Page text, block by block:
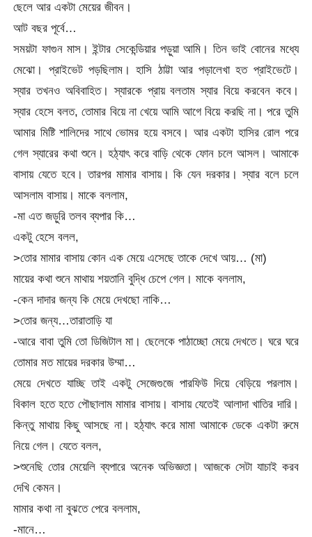
ছেলে আর একটা মেয়ের জীবন।
আট বছর পূর্বে…
সময়টা ফাগুন মাস। ইন্টার সেকেন্ডিয়ার পড়ুয়া আমি। তিন ভাই বোনের মধ্যে
মেঝো। প্রাইভেট পড়ছিলাম। হাসি ঠাট্টা আর পড়ালেখা হত প্রাইভেটে।
স্যার তখনও অবিবাহিত। স্যারকে প্রায় বলতাম স্যার বিয়ে করবেন কবে।
স্যার হেসে বলত, তোমার বিয়ে না খেয়ে আমি আগে বিয়ে করছি না। পরে তুমি
আমার মিষ্টি শালিদের সাথে ভোমর হয়ে বসবে। আর একটা হাসির রোল পরে
গেল স্যারের কথা শুনে। হঠ্যাৎ করে বাড়ি থেকে ফোন চলে আসল। আমাকে
বাসায় যেতে হবে। তারপর মামার বাসায়। কি যেন দরকার। স্যার বলে চলে
আসলাম বাসায়। মাকে বললাম,
-মা এত জড়ুরি তলব ব্যপার কি…
একটু হেসে বলল,
>তোর মামার বাসায় কোন এক মেয়ে এসেছে তাকে দেখে আয়… (মা)
মায়ের কথা শুনে মাথায় শয়তানি বুদ্ধি চেপে গেল। মাকে বললাম,
-কেন দাদার জন্য কি মেয়ে দেখছো নাকি…
>তোর জন্য…তারাতাড়ি যা
-আরে বাবা তুমি তো ডিজিটাল মা। ছেলেকে পাঠাচ্ছো মেয়ে দেখতে। ঘরে ঘরে
তোমার মত মায়ের দরকার উম্মা…
মেয়ে দেখতে যাচ্ছি তাই একটু সেজেগুজে পারফিউ দিয়ে বেড়িয়ে পরলাম।
বিকাল হতে হতে পৌছালাম মামার বাসায়। বাসায় যেতেই আলাদা খাতির দারি।
কিন্তু মাথায় কিছু আসছে না। হঠ্যাৎ করে মামা আমাকে ডেকে একটা রুমে
নিয়ে গেল। যেতে বলল,
>শুনেছি তোর মেয়েলি ব্যপারে অনেক অভিজ্ঞতা। আজকে সেটা যাচাই করব
দেখি কেমন।
মামার কথা না বুঝতে পেরে বললাম,
-মানে…